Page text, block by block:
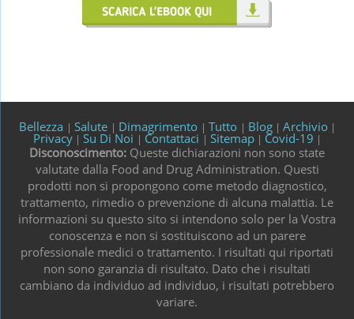
Bellezza | Salute | Dimagrimento | Tutto | Blog| Archivio|
Privacy| Su Di Noi | Contattaci | Sitemap| Covid-19 |
Disconoscimento: Queste dichiarazioni non sono state
valutate dalla Food and Drug Administration. Questi
prodotti non si propongono come metodo diagnostico,
trattamento, rimedio o prevenzione di alcuna malattia. Le
informazioni su questo sito si intendono solo per la Vostra
conoscenza e non si sostituiscono ad un parere
professionale medici o trattamento. I risultati qui riportati
non sono garanzia di risultato. Dato che i risultati
cambiano da individuo ad individuo, i risultati potrebbero
variare.